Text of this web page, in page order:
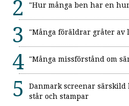
"Hur många ben har en
"Många föräldrar gråter av
"Många missförstånd om
Danmark screenar särskild
står och stampar